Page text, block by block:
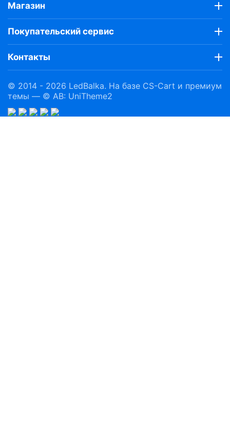
Магазин
Покупательский сервис
Контакты
© 2014 - 2026 LedBalka. На базе CS-Cart и премиум
темы — © AB: UniTheme2